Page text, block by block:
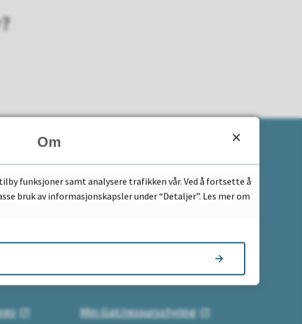
For ansatte
Logg på intranett
Nyttige lenker
For deg med hjemmekontor
Min Gat/ressursstyring
Om
funksjoner samt analysere trafikken vår. Ved å fortsette å
bruk av informasjonskapsler under “Detaljer”. Les mer om